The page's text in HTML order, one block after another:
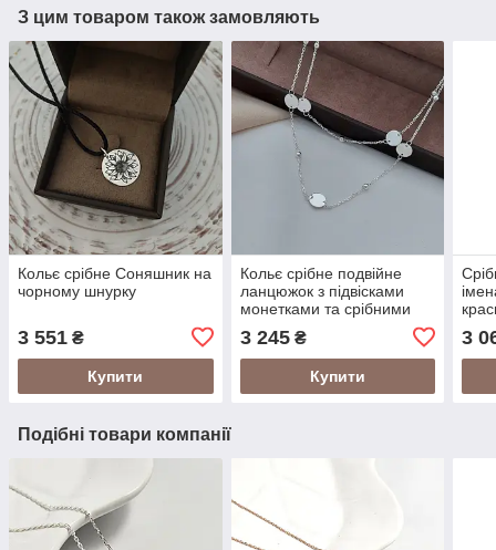
З цим товаром також замовляють
Кольє срібне Соняшник на
чорному шнурку
3 551 ₴
Купити
Кольє срібне подвійне
ланцюжок з підвісками
монетками та срібними
3 245₴
Купити
3
Подібні товари компанії